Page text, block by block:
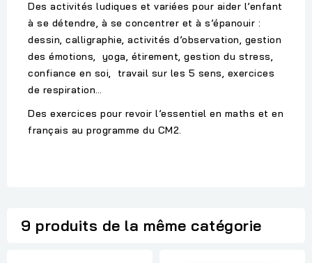
Des activités ludiques et variées pour aider l’enfant
à se détendre, à se concentrer et à s’épanouir :
dessin, calligraphie, activités d’observation, gestion
des émotions, yoga, étirement, gestion du stress,
confiance en soi, travail sur les 5 sens, exercices
de respiration…
Des exercices pour revoir l’essentiel en maths et en
français au programme du CM2.
9 produits de la même catégorie